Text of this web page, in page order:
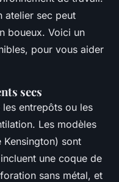
atelier sec peut
boueux. Voici un
pour vous aider
secs
entrepôts ou les
Les modèles
Kensington) sont
une coque de
sans métal, et